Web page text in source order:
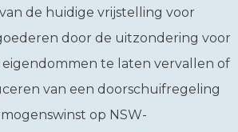
de huidige vrijstelling voor
door de uitzondering voor
te laten vervallen of
van een doorschuifregeling
op NSW-